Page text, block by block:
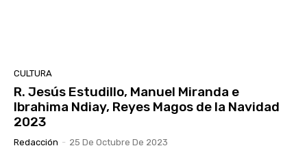
CULTURA
R. Jesús Estudillo, Manuel Miranda e
Ibrahima Ndiay, Reyes Magos de la Navidad
2023
Redacción - 25 De Octubre De 2023